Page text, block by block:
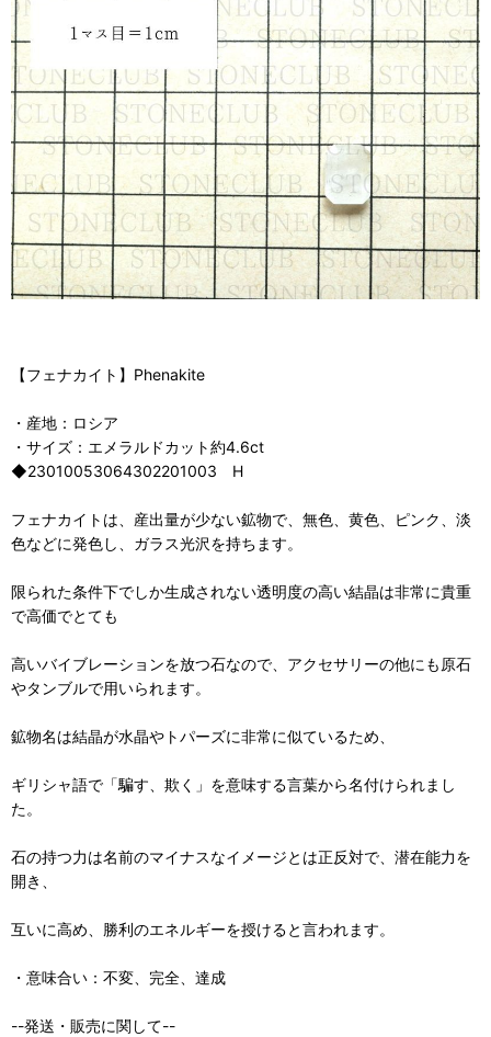
【フェナカイト】Phenakite
・産地：ロシア
・サイズ：エメラルドカット約4.6ct
◆23010053064302201003 H
フェナカイトは、産出量が少ない鉱物で、無色、黄色、ピンク、淡
色などに発色し、ガラス光沢を持ちます。
限られた条件下でしか生成されない透明度の高い結晶は非常に貴重
で高価でとても
高いバイブレーションを放つ石なので、アクセサリーの他にも原石
やタンブルで用いられます。
鉱物名は結晶が水晶やトパーズに非常に似ているため、
ギリシャ語で「騙す、欺く」を意味する言葉から名付けられまし
た。
石の持つ力は名前のマイナスなイメージとは正反対で、潜在能力を
開き、
互いに高め、勝利のエネルギーを授けると言われます。
・意味合い：不変、完全、達成
--発送・販売に関して--